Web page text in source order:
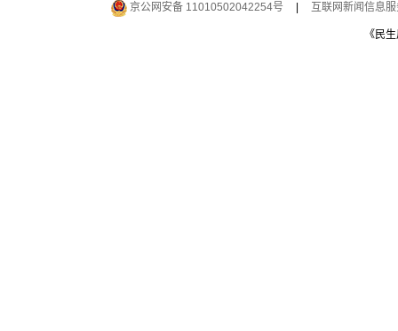
京公网安备 11010502042254号 互联网新闻信息
《民